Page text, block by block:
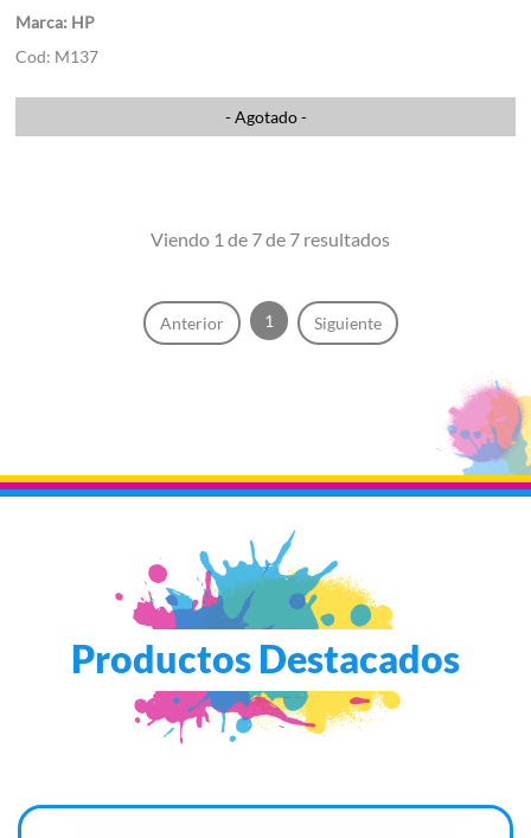
HP
M137
- Agotado -
Viendo 1 de 7 de 7 resultados
Anterior 1 Siguiente
Productos Destacados